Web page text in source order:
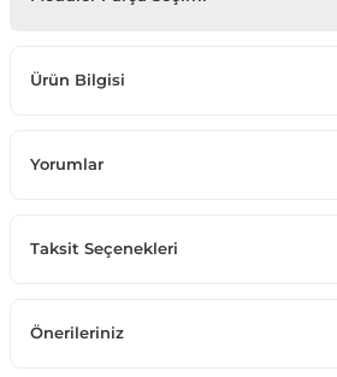
Ürün Bilgisi
Yorumlar
Taksit Seçenekleri
Önerileriniz